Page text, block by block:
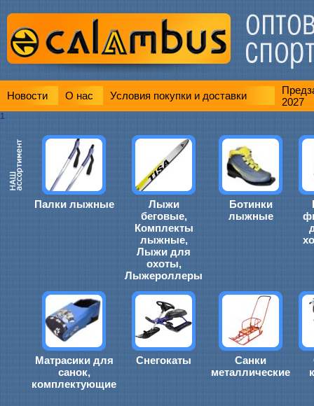
Новости О нас Условия покупки и доставки
2027
1
Палки лыжные
Лыжи
беговые,
Комплекты
лыжные,
Лыжи для
охоты,
Лыжероллеры
Ботинки
лыжные
Матрасики для
санок,
комплектующие
Снегокаты
Санки
металлические